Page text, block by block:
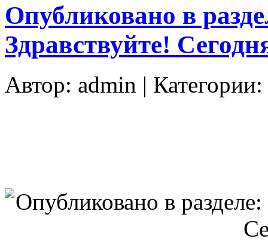
Опубликовано в
Здравствуйте!
Автор: admin | Категории: